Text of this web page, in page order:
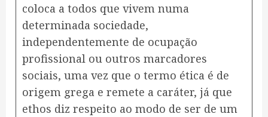
coloca a todos que vivem numa
determinada sociedade,
independentemente de ocupação
profissional ou outros marcadores
sociais, uma vez que o termo ética é de
origem grega e remete a caráter, já que
ethos diz respeito ao modo de ser de um